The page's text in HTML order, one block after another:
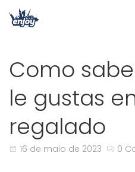
Como
le gustas
regalado
16 de maio de 2023 0